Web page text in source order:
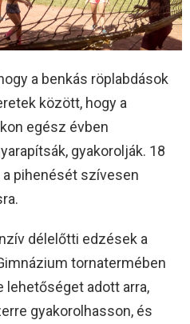
a benkás röplabdások
között, hogy a
egész évben
gyakorolják. 18
a pihenését szívesen
délelőtti edzések a
tornatermében
lehetőséget adott arra,
gyakorolhasson, és